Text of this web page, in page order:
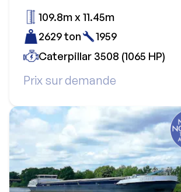
Prix sur demande
109.8m x 11.45m
2629 ton
1959
Caterpillar 3508 (1065 HP)